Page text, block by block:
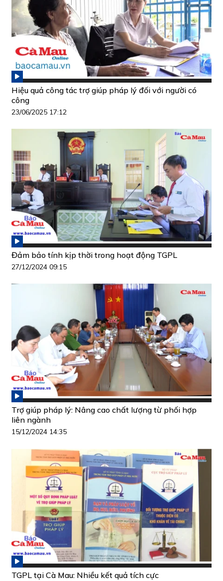
Hiệu quả công tác trợ giúp pháp lý đối với người có
công
23/06/2025 17:12
Đảm bảo tính kịp thời trong hoạt động TGPL
27/12/2024 09:15
Trợ giúp pháp lý: Nâng cao chất lượng từ phối hợp
liên ngành
15/12/2024 14:35
TGPL tại Cà Mau: Nhiều kết quả tích cực